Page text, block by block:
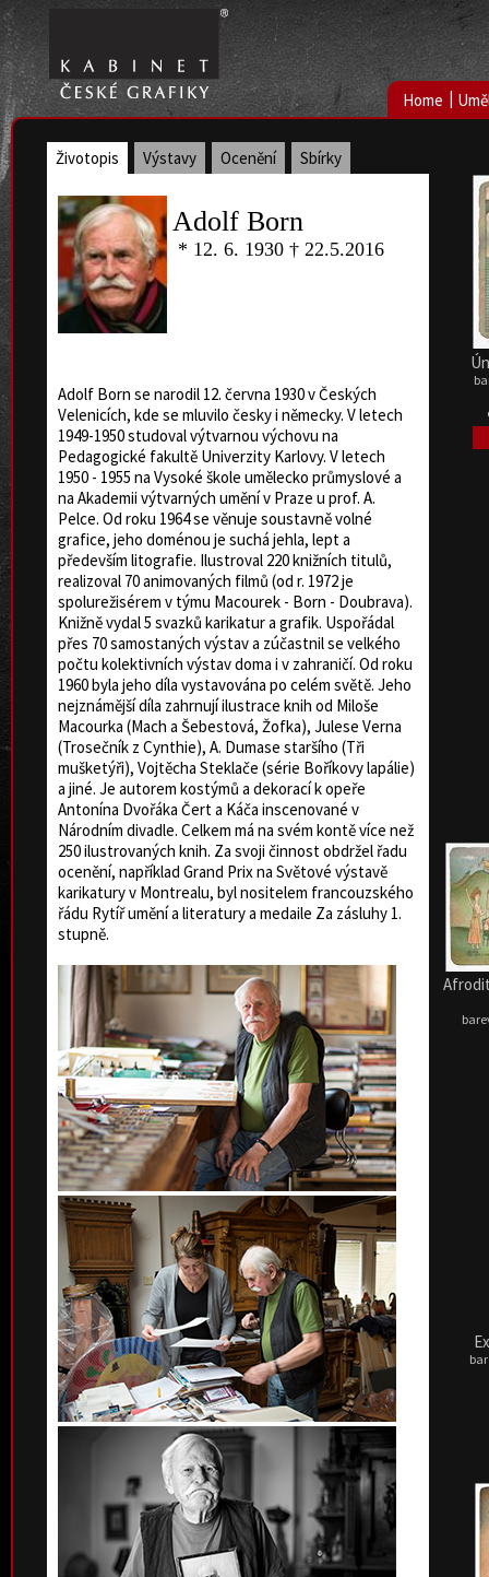
Home |
Životopis Výstavy Ocenění Sbírky
Adolf Born
* 12. 6. 1930 † 22.5.2016
Adolf Born se narodil 12. června 1930 v Českých
Velenicích, kde se mluvilo česky i německy. V letech
1949-1950 studoval výtvarnou výchovu na
Pedagogické fakultě Univerzity Karlovy. V letech
1950 - 1955 na Vysoké škole umělecko průmyslové a
na Akademii výtvarných umění v Praze u prof. A.
Pelce. Od roku 1964 se věnuje soustavně volné
grafice, jeho doménou je suchá jehla, lept a
především litografie. Ilustroval 220 knižních titulů,
realizoval 70 animovaných filmů (od r. 1972 je
spolurežisérem v týmu Macourek - Born - Doubrava).
Knižně vydal 5 svazků karikatur a grafik. Uspořádal
přes 70 samostaných výstav a zúčastnil se velkého
počtu kolektivních výstav doma i v zahraničí. Od roku
1960 byla jeho díla vystavována po celém světě. Jeho
nejznámější díla zahrnují ilustrace knih od Miloše
Macourka (Mach a Šebestová, Žofka), Julese Verna
(Trosečník z Cynthie), A. Dumase staršího (Tři
mušketýři), Vojtěcha Steklače (série Boříkovy lapálie)
a jiné. Je autorem kostýmů a dekorací k opeře
Antonína Dvořáka Čert a Káča inscenované v
Národním divadle. Celkem má na svém kontě více než
250 ilustrovaných knih. Za svoji činnost obdržel řadu
ocenění, například Grand Prix na Světové výstavě
karikatury v Montrealu, byl nositelem francouzského
řádu Rytíř umění a literatury a medaile Za zásluhy 1.
stupně.